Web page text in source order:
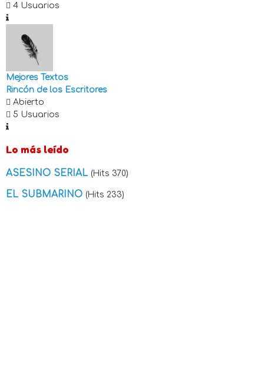
4 Usuarios
Mejores Textos
Rincón de los Escritores
Abierto
5 Usuarios
Lo más leído
ASESINO SERIAL (Hits 370)
EL SUBMARINO (Hits 233)